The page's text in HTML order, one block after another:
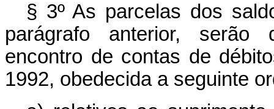
§ 3º As parcelas dos
parágrafo anterior, serão
encontro de contas de
1992, obedecida a seguinte